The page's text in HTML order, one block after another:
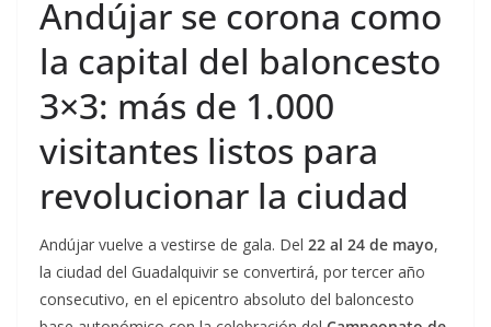
Andújar se corona como
la capital del baloncesto
3×3: más de 1.000
visitantes listos para
revolucionar la ciudad
Andújar vuelve a vestirse de gala. Del 22 al 24 de mayo,
la ciudad del Guadalquivir se convertirá, por tercer año
consecutivo, en el epicentro absoluto del baloncesto